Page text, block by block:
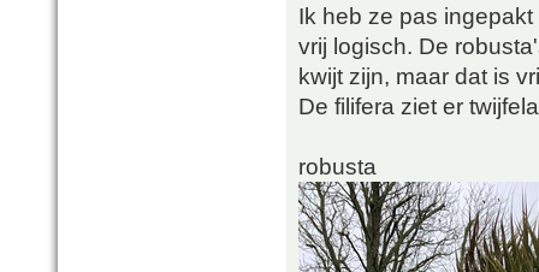
Ik heb ze pas
vrij logisch. De
kwijt zijn, maar dat is
De filifera ziet er
robusta